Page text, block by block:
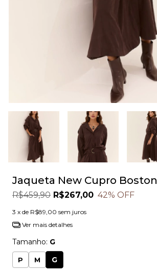
Jaqueta New Cupro Boston
R$459,90 R$267,00 42% OFF
3 x de R$89,00 sem juros
Ver mais detalhes
Tamanho: G
P M G